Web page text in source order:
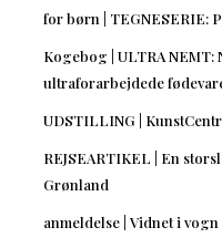
for børn | TEGNESERIE:
Kogebog | ULTRA NEMT:
ultraforarbejdede
UDSTILLING |
REJSEARTIKEL | En
Grønland
anmeldelse | Vidnet i